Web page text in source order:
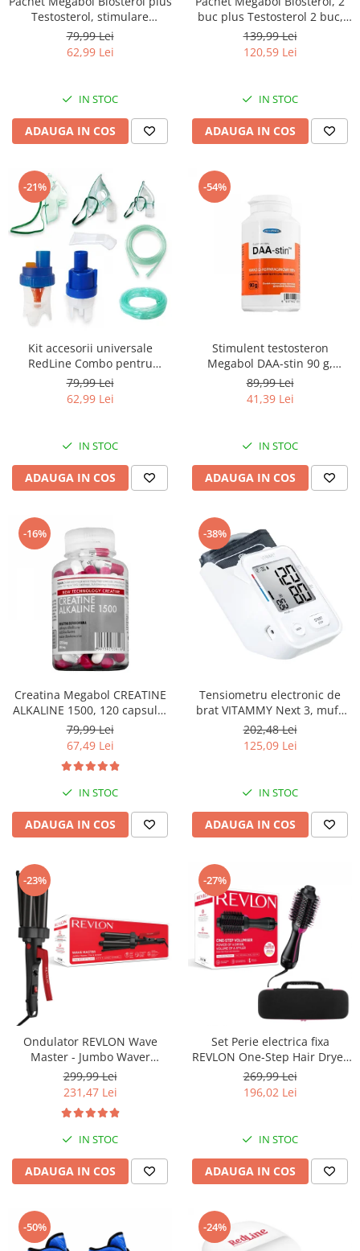
Testosterol, stimulare
testosteron si hormon de
crestere, inhibare estrogen
79,99 Lei
62,99 Lei
IN STOC
ADAUGA IN COS
buc plus Testosterol 2 buc,
stimulare testosteron si
hormon de crestere, inhibare
estrogen
139,99 Lei
120,59 Lei
IN STOC
ADAUGA IN COS
-21%
Kit accesorii universale
RedLine Combo pentru
aparatele de aerosoli cu
compresor, 2 pahare de
nebulizare, furtun 6m si 2m
79,99 Lei
62,99 Lei
IN STOC
ADAUGA IN COS
-54%
Stimulent testosteron
Megabol DAA-stin 90 g,
anabolizant pentru cresterea
masei musculare
89,99 Lei
41,39 Lei
IN STOC
ADAUGA IN COS
-16%
Creatina Megabol CREATINE
ALKALINE 1500, 120 capsule,
creatina monohidrat cu Ph
ridicat, nu este necesara faza
de incarcare
79,99 Lei
67,49 Lei
IN STOC
ADAUGA IN COS
-38%
Tensiometru electronic de
brat VITAMMY Next 3, mufa
USB, detectie miscarea
corpului, memorare 2
utilizatori, manseta 22-40 cm,
202,48 Lei
125,09 Lei
IN STOC
ADAUGA IN COS
-23%
Ondulator REVLON Wave
Master - Jumbo Waver
RVIR3056UKE, 3 cilindri extra
mari, 30 setari temperatura,
invelis ceramic cu turmalina
299,99 Lei
231,47 Lei
IN STOC
ADAUGA IN COS
-27%
Set Perie electrica fixa
REVLON One-Step Hair Dryer
& Volumizer RVDR5222E2 si
geanta transport RedLine
Case One
269,99 Lei
196,02 Lei
IN STOC
ADAUGA IN COS
-50% -24%